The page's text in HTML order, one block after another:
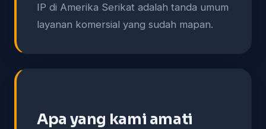
IP di Amerika Serikat adalah tanda umum
layanan komersial yang sudah mapan.
Apa yang kami amati